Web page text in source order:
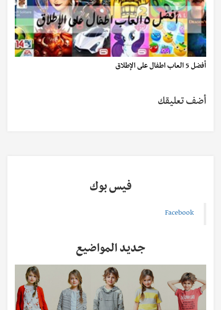
أفضل 5 العاب اطفال على الإطلاق
أضف تعليقك
فيس بوك
Facebook
جديد المواضيع